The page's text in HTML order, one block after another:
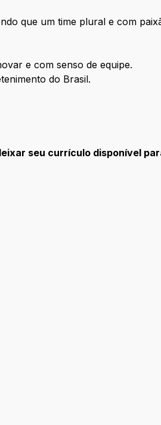
que um time plural e com
e com senso de equipe.
do Brasil.
seu currículo disponível